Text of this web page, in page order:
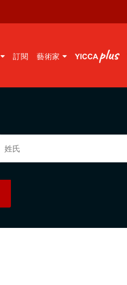
訂閱 藝術家